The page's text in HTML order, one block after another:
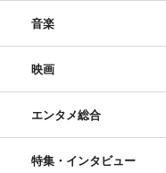
音楽
映画
エンタメ総合
特集・インタビュー